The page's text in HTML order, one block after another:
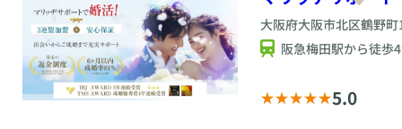
大阪府大阪市北区鶴野町
阪急梅田駅から徒歩
5.0